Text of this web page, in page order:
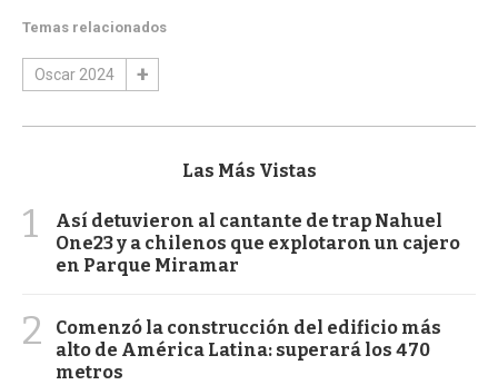
Temas relacionados
Oscar 2024
Las Más Vistas
1
Así detuvieron al cantante de trap Nahuel
One23 y a chilenos que explotaron un cajero
en Parque Miramar
2
Comenzó la construcción del edificio más
alto de América Latina: superará los 470
metros